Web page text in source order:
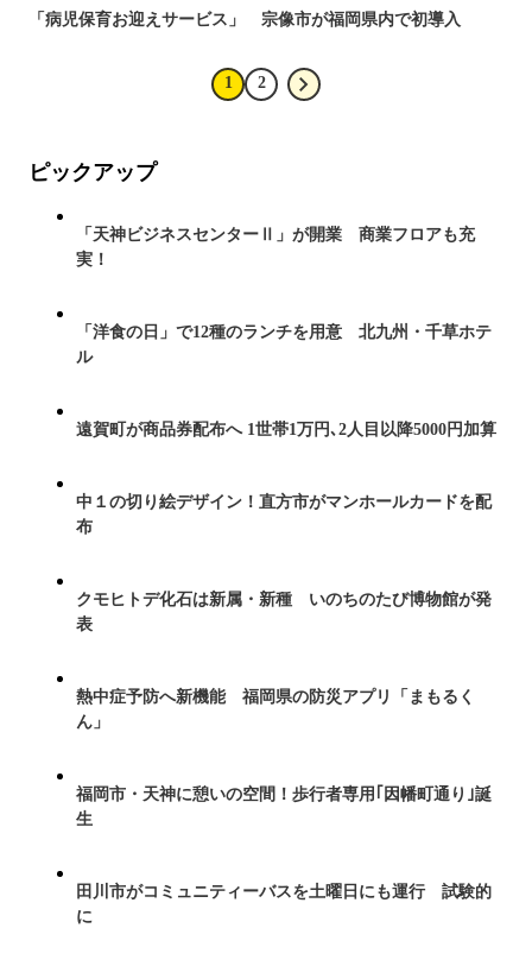
「病児保育お迎えサービス」 宗像市が福岡県内で初導入
1 2
ピックアップ
「天神ビジネスセンターⅡ」が開業 商業フロアも充
実！
「洋食の日」で12種のランチを用意 北九州・千草ホテ
ル
遠賀町が商品券配布へ 1世帯1万円､2人目以降5000円加算
中１の切り絵デザイン！直方市がマンホールカードを配
布
クモヒトデ化石は新属・新種 いのちのたび博物館が発
表
熱中症予防へ新機能 福岡県の防災アプリ「まもるく
ん」
福岡市・天神に憩いの空間！歩行者専用｢因幡町通り｣誕
生
田川市がコミュニティーバスを土曜日にも運行 試験的
に